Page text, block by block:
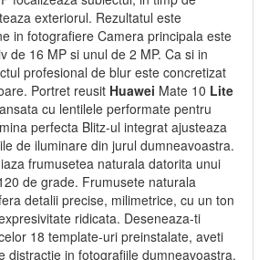
exteriorul. Rezultatul este
in fotografiere Camera principala este
de 16 MP si unul de 2 MP. Ca si in
profesional de blur este concretizat
Portret reusit Huawei Mate 10 Lite
cu lentilele performate pentru
perfecta Blitz-ul integrat ajusteaza
de iluminare din jurul dumneavoastra.
frumusetea naturala datorita unui
de grade. Frumusete naturala
detalii precise, milimetrice, cu un ton
ridicata. Deseneaza-ti
18 template-uri preinstalate, aveti
distractie in fotografiile dumneavoastra.